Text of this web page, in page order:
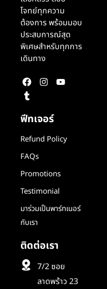
โจทย์ทุกความ
ต้องการ พร้อมมอบ
ประสบการณ์สุด
พิเศษสำหรับทุกการ
เดินทาง
ฟีทเจอร์
Refund Policy
FAQs
Promotions
Testimonial
มาร่วมเป็นพาร์ทเนอร์
กับเรา
ติดต่อเรา
7/2 ซอย
ลาดพร้าว 23